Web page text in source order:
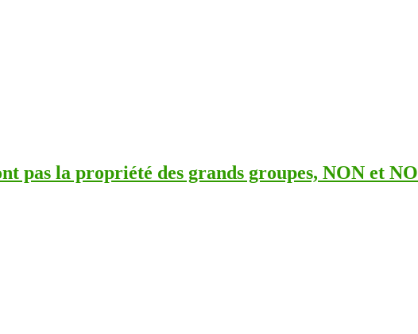
pas la propriété des grands groupes, NON et